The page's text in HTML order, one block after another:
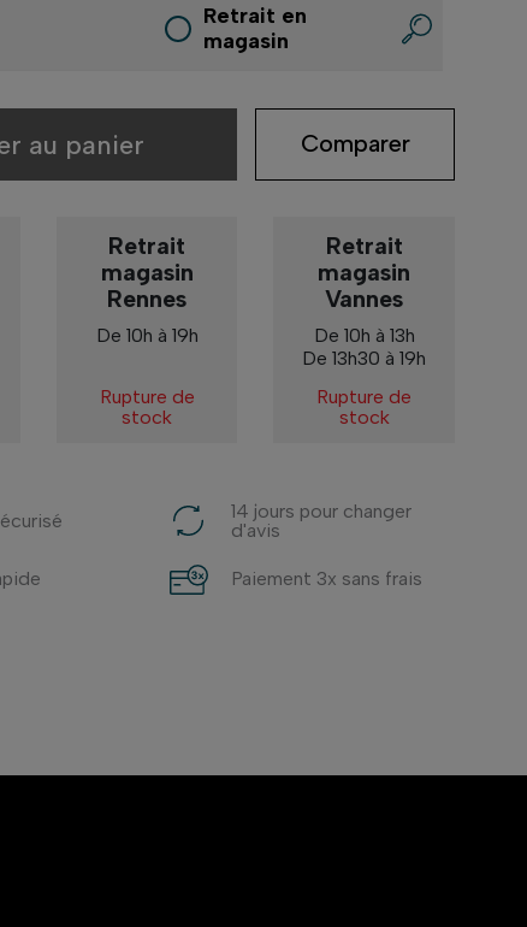
Retrait en
magasin
au panier Comparer
Retrait
magasin
Rennes
De 10h à 19h
Rupture de
stock
Retrait
magasin
Vannes
De 10h à 13h
De 13h30 à 19h
Rupture de
stock
14 jours pour changer
d'avis
Paiement 3x sans frais